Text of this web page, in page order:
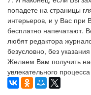
попадете на страницы
интерьеров, и у Вас при
бесплатно напечатают.
любят редактора
безусловно, без
Желаем Вам получить
увлекательного